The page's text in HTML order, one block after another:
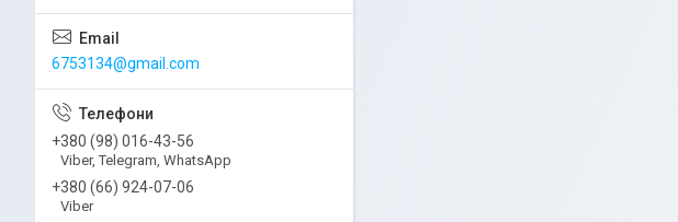
6753134@gmail.com
+380 (98) 016-43-56
Viber, Telegram, WhatsApp
+380 (66) 924-07-06
Viber